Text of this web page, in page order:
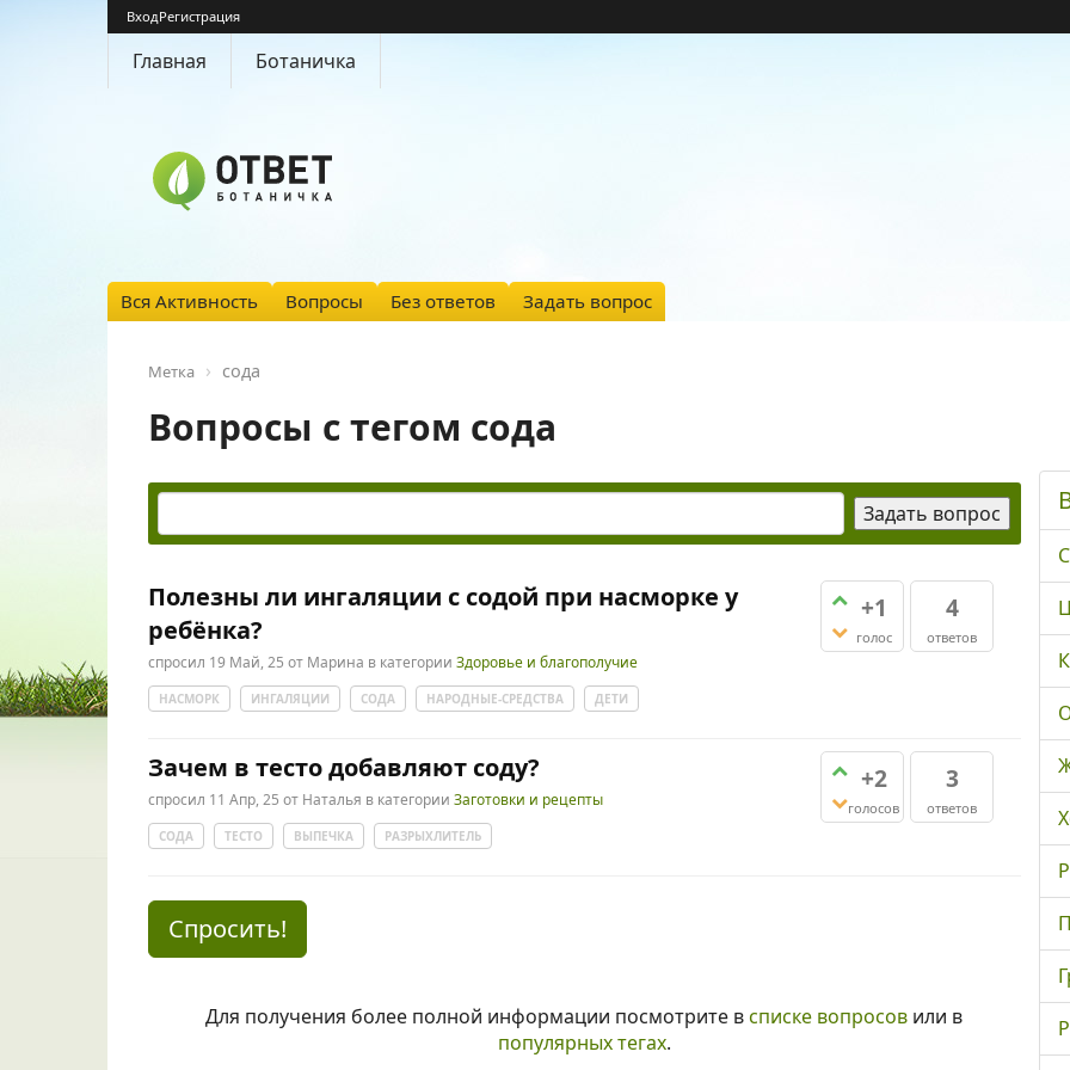
ВходРегистрация
Главная Ботаничка
Вся Активность Вопросы Без ответов Задать вопрос
Метка сода
Вопросы с тегом сода
+1
голос
4
ответов
Полезны ли ингаляции с содой при насморке у
ребёнка?
спросил 19 Май, 25 от Марина в категории Здоровье и благополучие
НАСМОРК ИНГАЛЯЦИИ СОДА НАРОДНЫЕ-СРЕДСТВА ДЕТИ
+2
голосов
3
ответов
Зачем в тесто добавляют соду?
спросил 11 Апр, 25 от Наталья в категории Заготовки и рецепты
СОДА ТЕСТО ВЫПЕЧКА РАЗРЫХЛИТЕЛЬ
Спросить!
Для получения более полной информации посмотрите всписке вопросов или в
популярных тегах.